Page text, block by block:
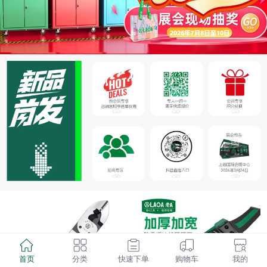
首页 分类 快速下单 购物车 我的